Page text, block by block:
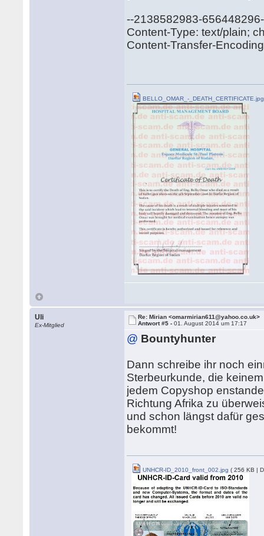
--2138582983-
Content-Type: text/plain;
Content-Transfer-
BELLO_OMAR_-_DEATH_CERTIFICATE.jpg
Uli
Ex-Mitglied
Re: Mirian <omarmirian611@yahoo.co.uk>
Antwort #5 -01. August 2014 um 17:17
@ Bountyhunter
Dann schreibe ihr noch
Sterbeurkunde, die
jedem Copyshop
Richtung Afrika zu
und schon längst dafür
bekommt!
UNHCR-ID_2010_front_002.jpg ( 256 KB |